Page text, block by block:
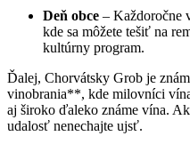
Deň obce – Každoročne
kde sa môžete tešiť na
kultúrny program.
Ďalej, Chorvátsky Grob je
vinobrania**, kde milovníci
aj široko ďaleko známe vína.
udalosť nenechajte ujsť.